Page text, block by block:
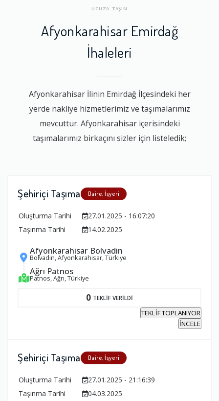
UCUZA TAŞIN
Afyonkarahisar Emirdağ
İhaleleri
Afyonkarahisar İlinin Emirdağ İlçesindeki her
yerde nakliye hizmetlerimiz ve taşımalarımız
mevcuttur. Afyonkarahisar içerisindeki
taşımalarımız birkaçını sizler için listeledik;
Şehiriçi Taşıma Daire, İşyeri
Oluşturma Tarihi
27.01.2025 - 16:07:20
Taşınma Tarihi
14.02.2025
Afyonkarahisar Bolvadin
Bolvadin, Afyonkarahisar, Türkiye
Ağrı Patnos
Patnos, Ağrı, Türkiye
0 TEKLİF VERİLDİ
TEKLİF TOPLANIYOR
İNCELE
Şehiriçi Taşıma Daire, İşyeri
Oluşturma Tarihi
27.01.2025 - 21:16:39
Taşınma Tarihi
04.03.2025